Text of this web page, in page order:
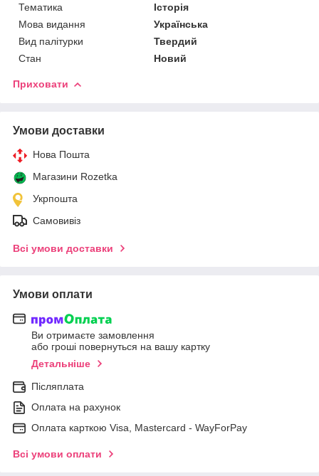
Тематика
Історія
Мова видання
Українська
Вид палітурки
Твердий
Стан
Новий
Приховати
Умови доставки
Нова Пошта
Магазини Rozetka
Укрпошта
Самовивіз
Всі умови доставки
Умови оплати
Ви отримаєте замовлення
або гроші повернуться на вашу картку
Детальніше
Післяплата
Оплата на рахунок
Оплата карткою Visa, Mastercard - WayForPay
Всі умови оплати